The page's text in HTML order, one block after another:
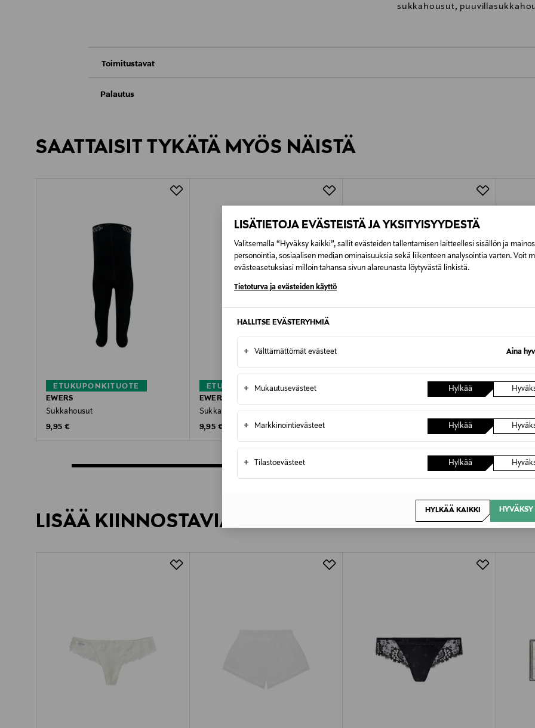
LISÄTIETOJA EVÄSTEISTÄ JA YKSITYISYYDESTÄ
Valitsemalla “Hyväksy kaikki”, sallit evästeiden tallentamisen laitteellesi sisällön ja
personointia, sosiaalisen median ominaisuuksia sekä liikenteen analysointia varten. Voit
evästeasetuksiasi milloin tahansa sivun alareunasta löytyvästä linkistä.
Tietoturva ja evästeiden käyttö
HALLITSE EVÄSTERYHMIÄ
+ Välttämättömät evästeet Aina
+ Mukautusevästeet Hylkää
+ Markkinointievästeet Hylkää
+ Tilastoevästeet Hylkää
HYLKÄÄ KAIKKI
sukkahousut,
Toimitustavat
Kotiinkuljetus
Pikatoimitus Wolt Alk. 6,90 €, kun toimitus on
Palautus
LUE TARKEMMAT PALAUTUSOHJEET
SAATTAISIT TYKÄTÄ MYÖS NÄISTÄ
ETUKUPONKITUOTE
EWERS
Sukkahousut
Original Price
9,95 €
ETUKUPONKITUOTE
EWERS
Sukkahousut
Original Price
9,95 €
Sukkahousut
EWERS
Festive-
Original
4,99 €
LISÄÄ KIINNOSTAVIA TUOTTEITA